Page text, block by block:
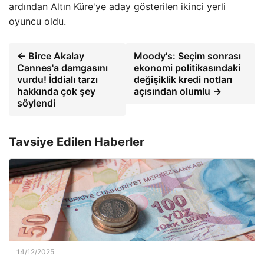
ardından Altın Küre'ye aday gösterilen ikinci yerli
oyuncu oldu.
← Birce Akalay
Cannes'a damgasını
vurdu! İddialı tarzı
hakkında çok şey
söylendi
Moody's: Seçim sonrası
ekonomi politikasındaki
değişiklik kredi notları
açısından olumlu →
Tavsiye Edilen Haberler
14/12/2025